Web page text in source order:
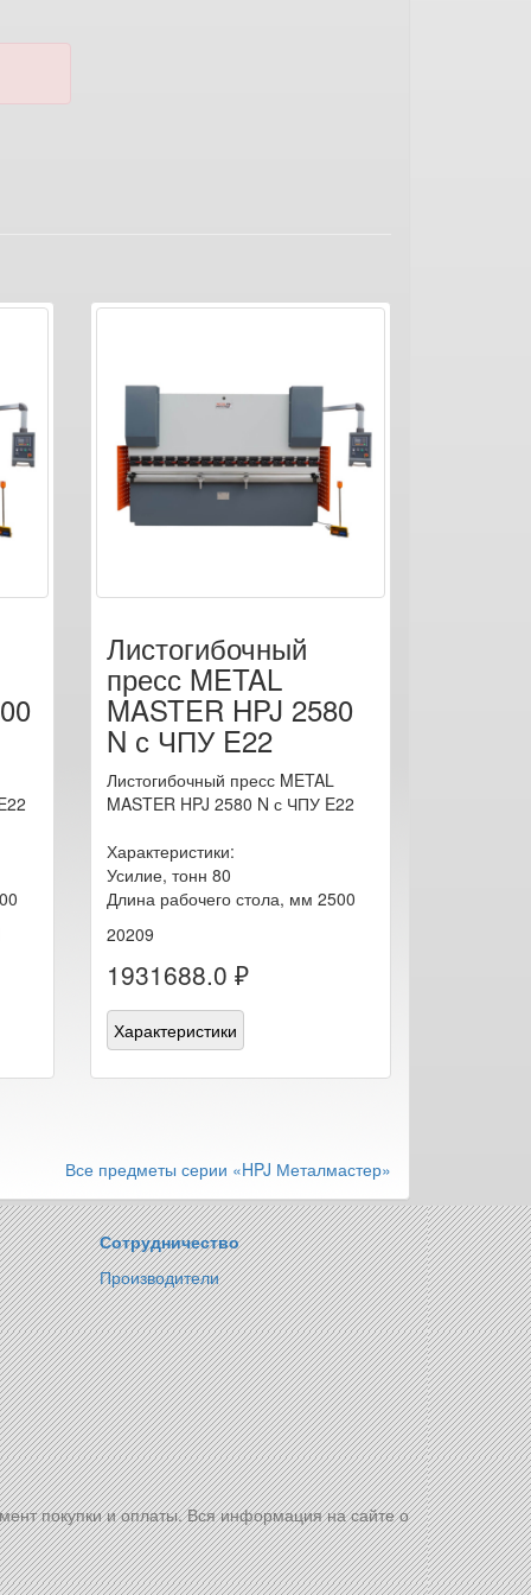
Листогибочный
пресс METAL
MASTER HPJ 2580
N с ЧПУ E22
Листогибочный пресс METAL
MASTER HPJ 2580 N с ЧПУ E22
Характеристики:
Усилие, тонн 80
Длина рабочего стола, мм 2500
20209
1931688.0 ₽
Характеристики
Все предметы серии «HPJ Металмастер»
Сотрудничество
Производители
покупки и оплаты. Вся информация на сайте о